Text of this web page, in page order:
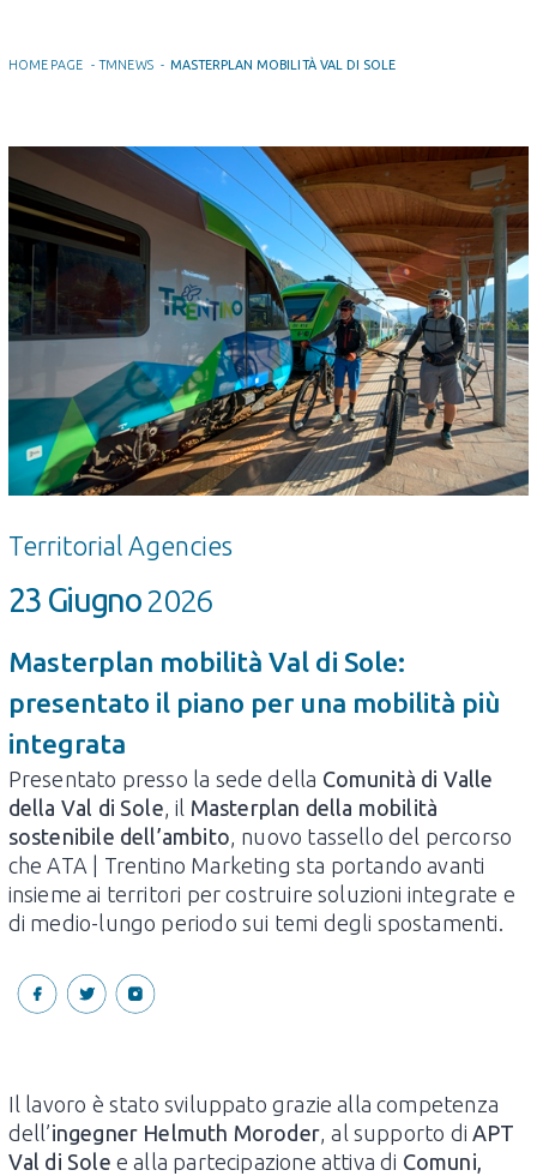
HOME PAGE - TMNEWS - MASTERPLAN MOBILITÀ VAL DI SOLE
Territorial Agencies
23 Giugno2026
Masterplan mobilità Val di Sole:
presentato il piano per una mobilità più
integrata
Presentato presso la sede della Comunità di Valle
della Val di Sole , il Masterplan della mobilità
sostenibile dell’ambito , nuovo tassello del percorso
che ATA | Trentino Marketing sta portando avanti
insieme ai territori per costruire soluzioni integrate e
di medio-lungo periodo sui temi degli spostamenti.
Il lavoro è stato sviluppato grazie alla competenza
dell’ingegner Helmuth Moroder, al supporto diAPT
Val di Sole e alla partecipazione attiva di Comuni,